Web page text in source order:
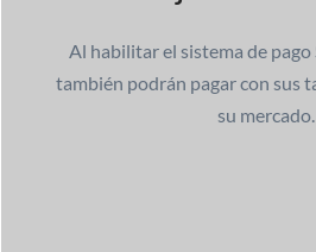
Al habilitar el sistema de pago
también podrán pagar con sus
su mercado.